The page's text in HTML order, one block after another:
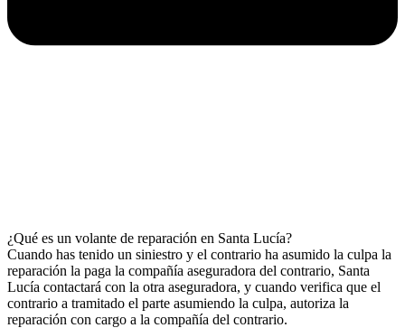
¿Qué es un volante de reparación en Santa Lucía?
Cuando has tenido un siniestro y el contrario ha asumido la culpa la
reparación la paga la compañía aseguradora del contrario, Santa
Lucía contactará con la otra aseguradora, y cuando verifica que el
contrario a tramitado el parte asumiendo la culpa, autoriza la
reparación con cargo a la compañía del contrario.